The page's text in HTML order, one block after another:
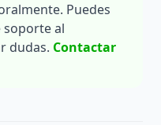
Puedes
soporte al
dudas. Contactar